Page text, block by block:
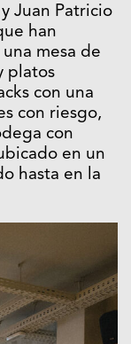
Juan Patricio
han
mesa de
platos
con una
con riesgo,
con
en un
hasta en la